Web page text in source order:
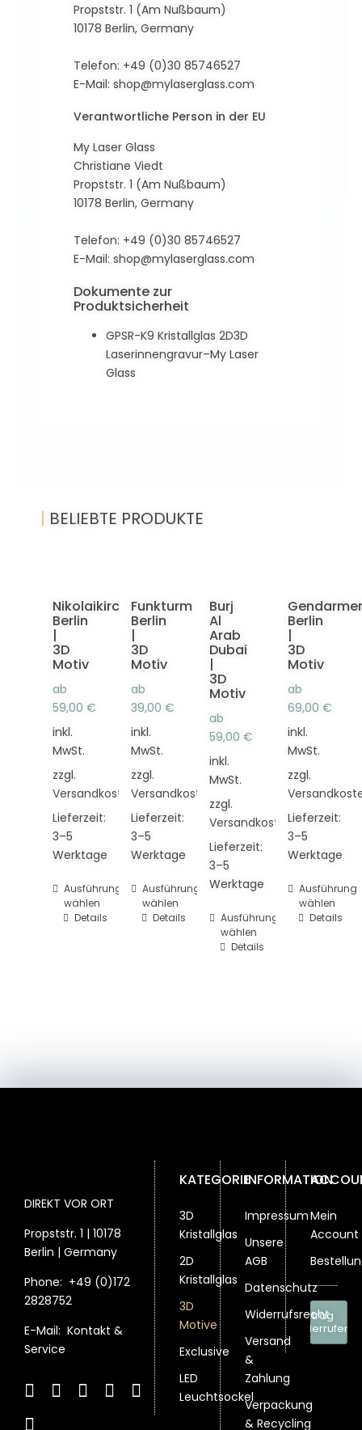
Propststr. 1 (Am Nußbaum)
10178 Berlin, Germany
Telefon: +49 (0)30 85746527
E-Mail: shop@mylaserglass.com
Verantwortliche Person in der EU
My Laser Glass
Christiane Viedt
Propststr. 1 (Am Nußbaum)
10178 Berlin, Germany
Telefon: +49 (0)30 85746527
E-Mail: shop@mylaserglass.com
Dokumente zur
Produktsicherheit
GPSR-K9 Kristallglas 2D3D
Laserinnengravur–My Laser
Glass
| BELIEBTE PRODUKTE
Nikolaikirche
Berlin
|
3D
Motiv
ab
59,00 €
inkl.
MwSt.
zzgl.
Versandkosten
Lieferzeit:
3–5
Werktage
Ausführung
wählen
Dieses
Produkt
weist
Details
Funkturm
Berlin
|
3D
Motiv
ab
39,00 €
inkl.
MwSt.
zzgl.
Versandkosten
Lieferzeit:
3–5
Werktage
Ausführung
wählen
Dieses
Produkt
weist
Details
Burj
Al
Arab
Dubai
|
3D
Motiv
ab
59,00 €
inkl.
MwSt.
zzgl.
Versandkosten
Lieferzeit:
3–5
Werktage
Ausführung
wählen
Dieses
Produkt
weist
auf
werden
Details
Berlin
|
3D
Motiv
ab
69,00 €
inkl.
MwSt.
zzgl.
Lieferzeit:
3–5
Werktage
Ausführung
wählen
Dieses
Produkt
weist
Details
DIREKT VOR ORT
Propststr. 1 | 10178
Berlin | Germany
Phone: +49 (0)172
2828752
E-Mail: Kontakt &
Service
KATEGORIE
3D
Kristallglas
2D
Kristallglas
3D
Motive
Exclusive
LED
Leuchtsockel
INFORMATION
Impressum
Unsere
AGB
Datenschutz
Widerrufsrecht
Versand
&
Zahlung
Verpackung
& Recycling
Mein
Account
Vertrag
widerrufen